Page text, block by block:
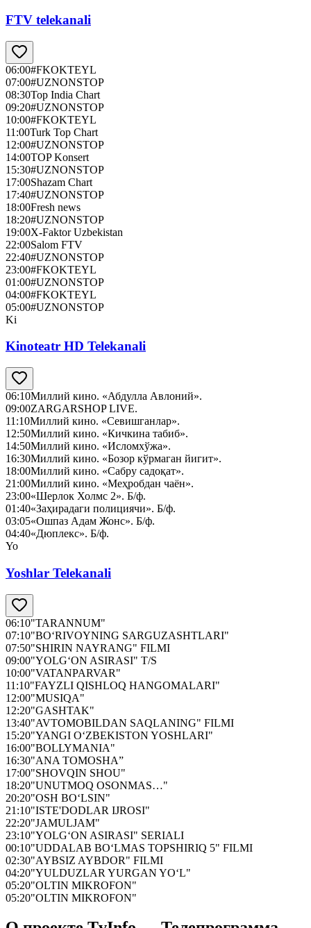
FTV telekanali
06:00#FKOKTEYL
07:00#UZNONSTOP
08:30Top India Chart
09:20#UZNONSTOP
10:00#FKOKTEYL
11:00Turk Top Chart
12:00#UZNONSTOP
14:00TOP Konsert
15:30#UZNONSTOP
17:00Shazam Chart
17:40#UZNONSTOP
18:00Fresh news
18:20#UZNONSTOP
19:00X-Faktor Uzbekistan
22:00Salom FTV
22:40#UZNONSTOP
23:00#FKOKTEYL
01:00#UZNONSTOP
04:00#FKOKTEYL
05:00#UZNONSTOP
Ki
Kinoteatr HD Telekanali
06:10Миллий кино. «Абдулла Авлоний».
09:00ZARGARSHOP LIVE.
11:10Миллий кино. «Севишганлар».
12:50Миллий кино. «Кичкина табиб».
14:50Миллий кино. «Исломхўжа».
16:30Миллий кино. «Бозор кўрмаган йигит».
18:00Миллий кино. «Сабру садоқат».
21:00Миллий кино. «Меҳробдан чаён».
23:00«Шерлок Холмс 2». Б/ф.
01:40«Заҳирадаги полициячи». Б/ф.
03:05«Ошпаз Адам Жонс». Б/ф.
04:40«Дюплекс». Б/ф.
Yo
Yoshlar Telekanali
06:10"TARANNUM"
07:10"BO‘RIVOYNING SARGUZASHTLARI"
07:50"SHIRIN NAYRANG" FILMI
09:00"YOLG‘ON ASIRASI" T/S
10:00"VATANPARVAR"
11:10"FAYZLI QISHLOQ HANGOMALARI"
12:00"MUSIQA"
12:20"GASHTAK"
13:40"AVTOMOBILDAN SAQLANING" FILMI
15:20"YANGI O‘ZBEKISTON YOSHLARI"
16:00"BOLLYMANIA"
16:30"ANA TOMOSHA”
17:00"SHOVQIN SHOU"
18:20"UNUTMOQ OSONMAS…"
20:20"OSH BO‘LSIN"
21:10"ISTE'DODLAR IJROSI"
22:20"JAMULJAM"
23:10"YOLG‘ON ASIRASI" SERIALI
00:10"UDDALAB BO‘LMAS TOPSHIRIQ 5" FILMI
02:30"AYBSIZ AYBDOR" FILMI
04:20"YULDUZLAR YURGAN YO‘L"
05:20"OLTIN MIKROFON"
05:20"OLTIN MIKROFON"